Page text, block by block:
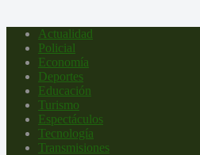
Actualidad
Policial
Economía
Deportes
Educación
Turismo
Espectáculos
Tecnología
Transmisiones